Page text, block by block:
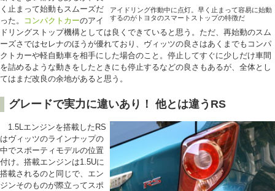
アイドリング作動中に点灯。早く止まって容易に始動
するのがトヨタのスマートストップの特徴だ
く止まって始動もスムーズだ
った。
コンパクトカーのアイ
ドリングストップ機構としては良くできていると思う。ただ、再始動のスム
ーズさではセレナのほうが優れており、ヴィッツの良さはあくまでもコンパ
クトカーや軽自動車を相手にした場合のこと。停止してすぐに少しだけ車間
を詰めるような動きをしたときにも停止するなどの良さもあるが、全体とし
てはまだ改良の余地があると思う。
グレードで実力に違いあり！ 他とは違うRS
1.5Lエンジンを搭載したRS
はヴィッツのラインナップの
中でスポーティモデルの位置
付け。搭載エンジンは1.5Uに
搭載されるのと同じで、エン
ジンそのものが際立ってスポ